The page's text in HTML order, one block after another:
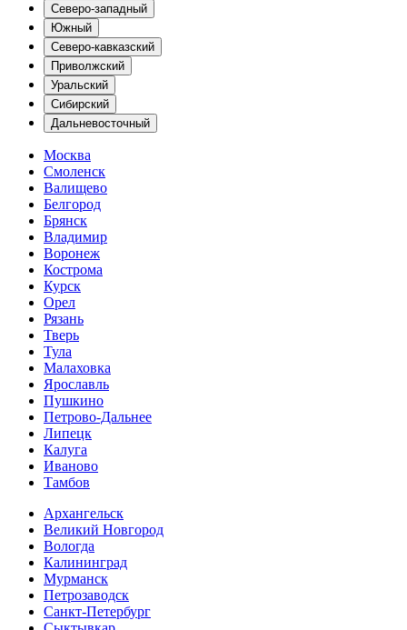
Северо-западный
Южный
Северо-кавказский
Приволжский
Уральский
Сибирский
Дальневосточный
Москва
Смоленск
Валищево
Белгород
Брянск
Владимир
Воронеж
Кострома
Курск
Орел
Рязань
Тверь
Тула
Малаховка
Ярославль
Пушкино
Петрово-Дальнее
Липецк
Калуга
Иваново
Тамбов
Архангельск
Великий Новгород
Вологда
Калининград
Мурманск
Петрозаводск
Санкт-Петербург